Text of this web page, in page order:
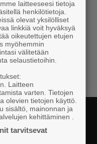
network in
business owners from
laitteeseesi tietoja
henkilötietoja.
olevat yksilölliset
linkkiä voit hyväksyä
oikeutettujen etujen
myöhemmin
välitetään
selaustietoihin.
Laitteen
varten. Tietojen
olevien tietojen käyttö.
sisältö, mainonnan ja
kehittäminen .
tarvitsevat